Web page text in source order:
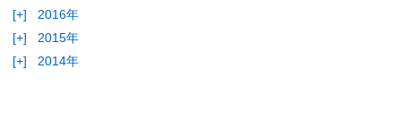
[+]
2016年
[+]
2015年
[+]
2014年